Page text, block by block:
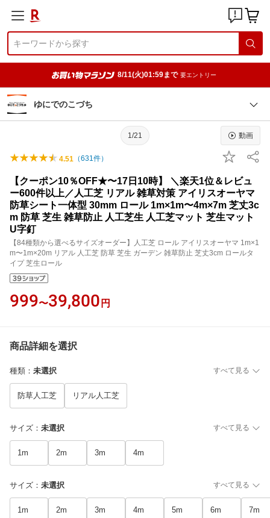
8/11(火)01:59まで 要エントリー
ゆにでのこづち
1/21 動画
4.51 （631件）
【クーポン10％OFF★〜17日10時】 ＼楽天1位＆レビュ
ー600件以上／人工芝 リアル 雑草対策 アイリスオーヤマ
防草シート一体型 30mm ロール 1m×1m〜4m×7m 芝丈3c
m 防草 芝生 雑草防止 人工芝生 人工芝マット 芝生マット
U字釘
【84種類から選べるサイズオーダー】人工芝 ロール アイリスオーヤマ 1m×1
m〜1m×20m リアル 人工芝 防草 芝生 ガーデン 雑草防止 芝丈3cm ロールタ
イプ 芝生ロール
999〜39,800 円
商品詳細を選択
種類 ： 未選択 すべて見る
防草人工芝 リアル人工芝
サイズ ： 未選択 すべて見る
1m 2m 3m 4m
サイズ ： 未選択 すべて見る
1m 2m 3m 4m 5m 6m 7m